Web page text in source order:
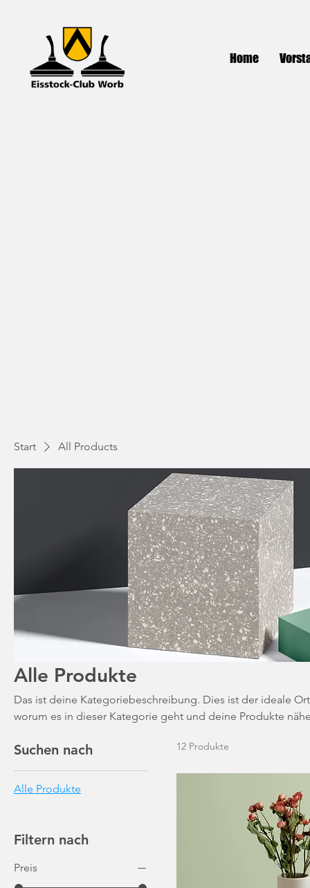
Home
Start All Products
Alle Produkte
Das ist deine Kategoriebeschreibung. Dies ist der ideale
worum es in dieser Kategorie geht und deine Produkte
Suchen nach
Alle Produkte
Filtern nach
Preis
12 Produkte